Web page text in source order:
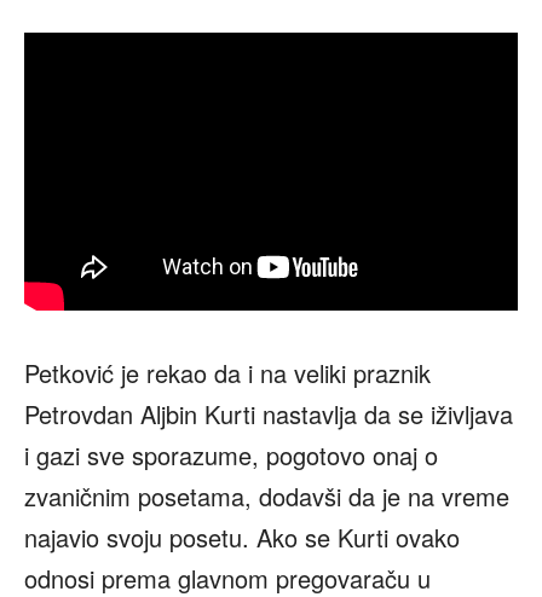
Petković je rekao da i na veliki praznik
Petrovdan Aljbin Kurti nastavlja da se iživljava
i gazi sve sporazume, pogotovo onaj o
zvaničnim posetama, dodavši da je na vreme
najavio svoju posetu. Ako se Kurti ovako
odnosi prema glavnom pregovaraču u